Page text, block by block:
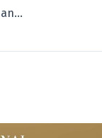
Memorial y presentación editorial «La obra literaria de Manuel Alonso Alcalde (1919-1990)», de María Teresa Escalada Buitrón